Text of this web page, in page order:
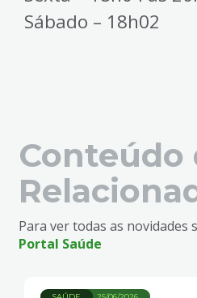
Sábado – 18h02
Conteúdo
Para ver todas as novidades
Portal Saúde